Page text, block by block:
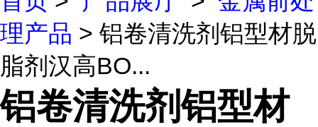
理产品 > 铝卷清洗剂铝型材脱
脂剂汉高BO...
铝卷清洗剂铝型材